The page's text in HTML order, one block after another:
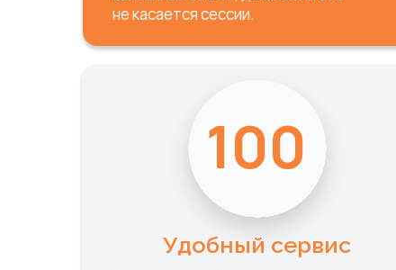
не касается сессии.
Удобный сервис
100